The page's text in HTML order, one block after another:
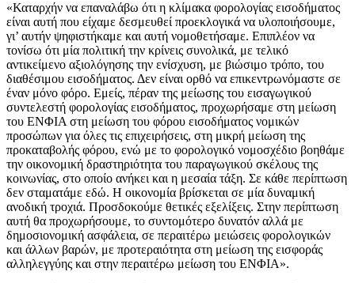
«Καταρχήν να επαναλάβω ότι η κλίμακα φορολογίας εισοδήματος
είναι αυτή που είχαμε δεσμευθεί προεκλογικά να υλοποιήσουμε,
γι’ αυτήν ψηφιστήκαμε και αυτή νομοθετήσαμε. Επιπλέον να
τονίσω ότι μία πολιτική την κρίνεις συνολικά, με τελικό
αντικείμενο αξιολόγησης την ενίσχυση, με βιώσιμο τρόπο, του
διαθέσιμου εισοδήματος. Δεν είναι ορθό να επικεντρωνόμαστε σε
έναν μόνο φόρο. Εμείς, πέραν της μείωσης του εισαγωγικού
συντελεστή φορολογίας εισοδήματος, προχωρήσαμε στη μείωση
του ΕΝΦΙΑ στη μείωση του φόρου εισοδήματος νομικών
προσώπων για όλες τις επιχειρήσεις, στη μικρή μείωση της
προκαταβολής φόρου, ενώ με το φορολογικό νομοσχέδιο βοηθάμε
την οικονομική δραστηριότητα του παραγωγικού σκέλους της
κοινωνίας, στο οποίο ανήκει και η μεσαία τάξη. Σε κάθε περίπτωση
δεν σταματάμε εδώ. Η οικονομία βρίσκεται σε μία δυναμική
ανοδική τροχιά. Προσδοκούμε θετικές εξελίξεις. Στην περίπτωση
αυτή θα προχωρήσουμε, το συντομότερο δυνατόν αλλά με
δημοσιονομική ασφάλεια, σε περαιτέρω μειώσεις φορολογικών
και άλλων βαρών, με προτεραιότητα στη μείωση της εισφοράς
αλληλεγγύης και στην περαιτέρω μείωση του ΕΝΦΙΑ».